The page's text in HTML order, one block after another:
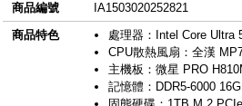
商品編號
IA1503020252821
商品特色
處理器：Intel Core Ultra
CPU散熱風扇：全漢
主機板：微星 PRO
記憶體：DDR5-6000